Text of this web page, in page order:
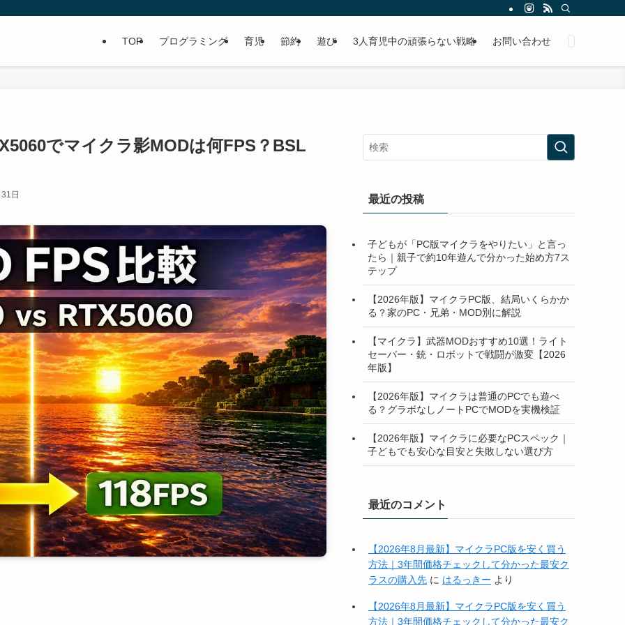
TOP プログラミング 育児 節約 遊び 3人育児中の頑張らない戦略 お問い合わせ
でマイクラ影MODは何FPS？BSL
日 最近の投稿
子どもが「PC版マイクラをやりたい」と言っ
たら｜親子で約10年遊んで分かった始め方7ス
テップ
【2026年版】マイクラPC版、結局いくらかか
る？家のPC・兄弟・MOD別に解説
【マイクラ】武器MODおすすめ10選！ライト
セーバー・銃・ロボットで戦闘が激変【2026
年版】
【2026年版】マイクラは普通のPCでも遊べ
る？グラボなしノートPCでMODを実機検証
【2026年版】マイクラに必要なPCスペック｜
子どもでも安心な目安と失敗しない選び方
最近のコメント
【2026年8月最新】マイクラPC版を安く買う
方法｜3年間価格チェックして分かった最安ク
ラスの購入先 に はるっきー より
【2026年8月最新】マイクラPC版を安く買う
方法｜3年間価格チェックして分かった最安ク